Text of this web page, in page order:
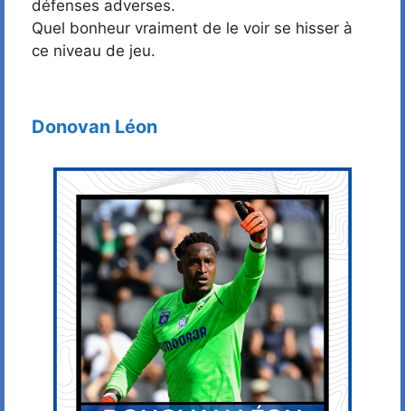
défenses adverses.
Quel bonheur vraiment de le voir se hisser à
ce niveau de jeu.
Donovan Léon